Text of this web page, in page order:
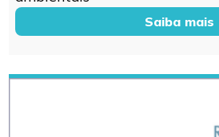
Saiba mais